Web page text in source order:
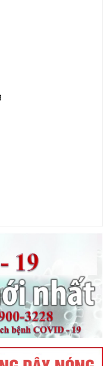
hỗ trợ, tái định cư khi
một số điều của Luật
đất, tiền thuê đất)
đai năm 2024)